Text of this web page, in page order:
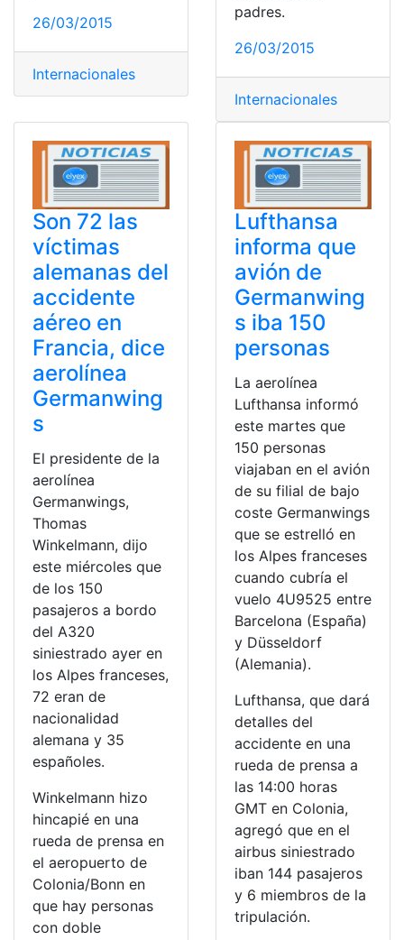
26/03/2015
Internacionales
padres.
26/03/2015
Internacionales
Son 72 las
víctimas
alemanas del
accidente
aéreo en
Francia, dice
aerolínea
Germanwing
s
El presidente de la
aerolínea
Germanwings,
Thomas
Winkelmann, dijo
este miércoles que
de los 150
pasajeros a bordo
del A320
siniestrado ayer en
los Alpes franceses,
72 eran de
nacionalidad
alemana y 35
españoles.
Winkelmann hizo
hincapié en una
rueda de prensa en
el aeropuerto de
Colonia/Bonn en
que hay personas
con doble
Lufthansa
informa que
avión de
Germanwing
s iba 150
personas
La aerolínea
Lufthansa informó
este martes que
150 personas
viajaban en el avión
de su filial de bajo
coste Germanwings
que se estrelló en
los Alpes franceses
cuando cubría el
vuelo 4U9525 entre
Barcelona (España)
y Düsseldorf
(Alemania).
Lufthansa, que dará
detalles del
accidente en una
rueda de prensa a
las 14:00 horas
GMT en Colonia,
agregó que en el
airbus siniestrado
iban 144 pasajeros
y 6 miembros de la
tripulación.